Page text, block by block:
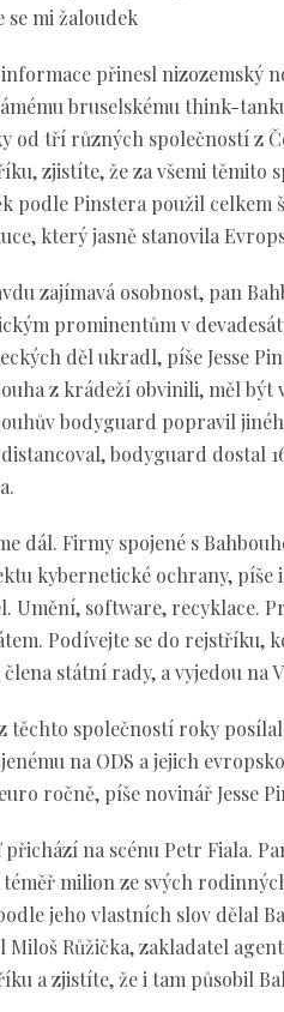
se mi žaloudek
přinesl nizozemský
bruselskému think-
od tří různých společností z
zjistíte, že za všemi těmito
podle Pinstera použil
který jasně stanovila
zajímavá osobnost, pan
prominentům v
děl ukradl, píše Jesse
z krádeží obvinili, měl být
bodyguard popravil
bodyguard dostal
dál. Firmy spojené s
kybernetické ochrany, píše
Umění, software, recyklace.
Podívejte se do rejstříku,
člena státní rady, a vyjedou na
těchto společností roky
na ODS a jejich
ročně, píše novinář Jesse
přichází na scénu Petr Fiala.
téměř milion ze svých
jeho vlastních slov dělal
Miloš Růžička, zakladatel
a zjistíte, že i tam působil